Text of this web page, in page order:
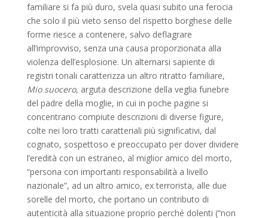
familiare si fa più duro, svela quasi subito una ferocia
che solo il più vieto senso del rispetto borghese delle
forme riesce a contenere, salvo deflagrare
all’improvviso, senza una causa proporzionata alla
violenza dell’esplosione. Un alternarsi sapiente di
registri tonali caratterizza un altro ritratto familiare,
Mio suocero, arguta descrizione della veglia funebre
del padre della moglie, in cui in poche pagine si
concentrano compiute descrizioni di diverse figure,
colte nei loro tratti caratteriali più significativi, dal
cognato, sospettoso e preoccupato per dover dividere
l’eredità con un estraneo, al miglior amico del morto,
“persona con importanti responsabilità a livello
nazionale”, ad un altro amico, ex terrorista, alle due
sorelle del morto, che portano un contributo di
autenticità alla situazione proprio perché dolenti (“non